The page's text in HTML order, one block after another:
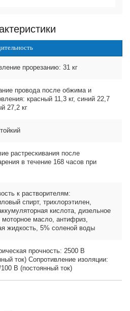
прорезанию: 31 кг
провода после обжима и
красный 11,3 кг, синий 22,7
27,2 кг
растрескивания после
в течение 168 часов при
к растворителям:
спирт, трихлорэтилен,
кислота, дизельное
моторное масло, антифриз,
жидкость, 5% соленой воды
прочность: 2500 В
ток) Сопротивление изоляции:
В (постоянный ток)